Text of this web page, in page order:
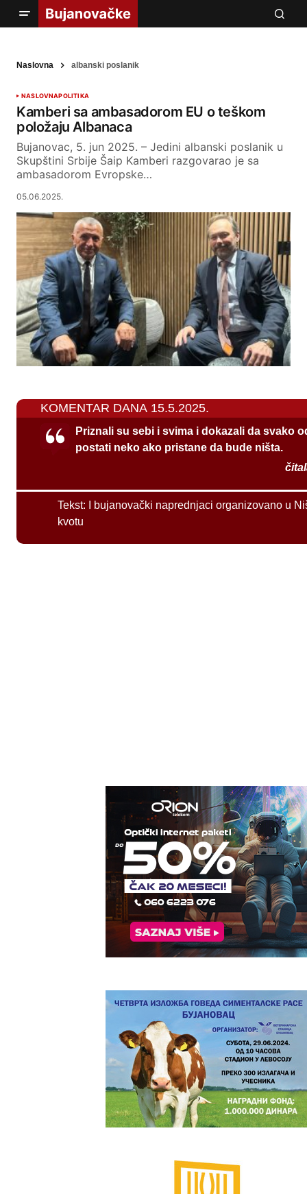
Naslovna albanski poslanik
NASLOVNAPOLITIKA
Kamberi sa ambasadorom EU o teškom
položaju Albanaca
Bujanovac, 5. jun 2025. – Jedini albanski poslanik u
Skupštini Srbije Šaip Kamberi razgovarao je sa
ambasadorom Evropske…
05.06.2025.
KOMENTAR DANA 15.5.2025.
Priznali su sebi i svima i dokazali da svako
postati neko ako pristane da bude ništa.
Tekst:
I bujanovački naprednjaci organizovano u
kvotu